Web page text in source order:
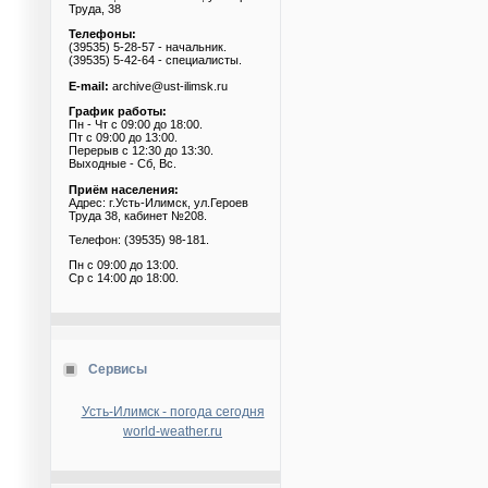
Труда, 38
Телефоны:
(39535) 5-28-57 - начальник.
(39535) 5-42-64 - специалисты.
E-mail: archive@ust-ilimsk.ru
График работы:
Пн - Чт с 09:00 до 18:00.
Пт с 09:00 до 13:00.
Перерыв с 12:30 до 13:30.
Выходные - Сб, Вс.
Приём населения:
Адрес: г.Усть-Илимск, ул.Героев
Труда 38, кабинет №208.
Телефон: (39535) 98-181.
Пн с 09:00 до 13:00.
Ср с 14:00 до 18:00.
Сервисы
Усть-Илимск - погода сегодня
world-weather.ru